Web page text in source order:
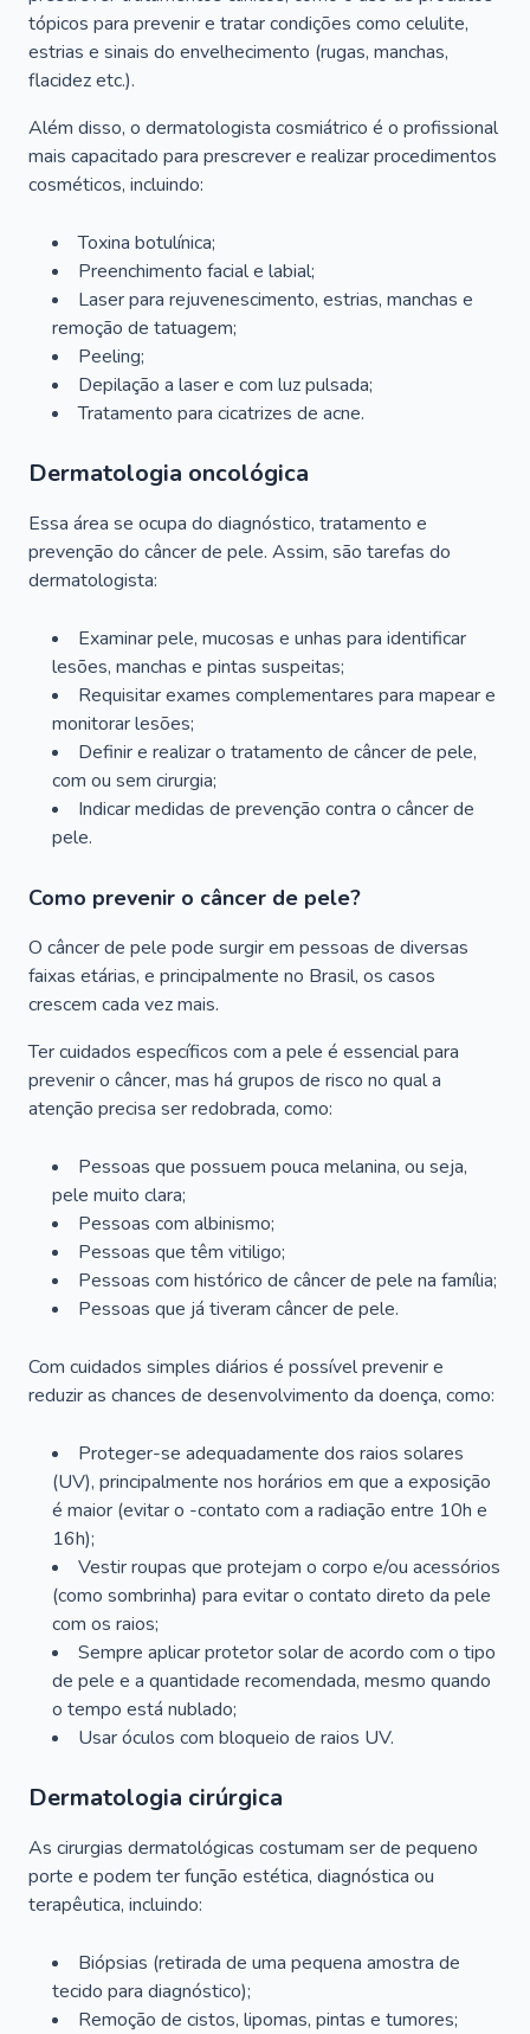
tópicos para prevenir e tratar condições como celulite,
estrias e sinais do envelhecimento (rugas, manchas,
flacidez etc.).
Além disso, o dermatologista cosmiátrico é o profissional
mais capacitado para prescrever e realizar procedimentos
cosméticos, incluindo:
Toxina botulínica;
Preenchimento facial e labial;
Laser para rejuvenescimento, estrias, manchas e
remoção de tatuagem;
Peeling;
Depilação a laser e com luz pulsada;
Tratamento para cicatrizes de acne.
Dermatologia oncológica
Essa área se ocupa do diagnóstico, tratamento e
prevenção do câncer de pele. Assim, são tarefas do
dermatologista:
Examinar pele, mucosas e unhas para identificar
lesões, manchas e pintas suspeitas;
Requisitar exames complementares para mapear e
monitorar lesões;
Definir e realizar o tratamento de câncer de pele,
com ou sem cirurgia;
Indicar medidas de prevenção contra o câncer de
pele.
Como prevenir o câncer de pele?
O câncer de pele pode surgir em pessoas de diversas
faixas etárias, e principalmente no Brasil, os casos
crescem cada vez mais.
Ter cuidados específicos com a pele é essencial para
prevenir o câncer, mas há grupos de risco no qual a
atenção precisa ser redobrada, como:
Pessoas que possuem pouca melanina, ou seja,
pele muito clara;
Pessoas com albinismo;
Pessoas que têm vitiligo;
Pessoas com histórico de câncer de pele na família;
Pessoas que já tiveram câncer de pele.
Com cuidados simples diários é possível prevenir e
reduzir as chances de desenvolvimento da doença, como:
Proteger-se adequadamente dos raios solares
(UV), principalmente nos horários em que a exposição
é maior (evitar o -contato com a radiação entre 10h e
16h);
Vestir roupas que protejam o corpo e/ou acessórios
(como sombrinha) para evitar o contato direto da pele
com os raios;
Sempre aplicar protetor solar de acordo com o tipo
de pele e a quantidade recomendada, mesmo quando
o tempo está nublado;
Usar óculos com bloqueio de raios UV.
Dermatologia cirúrgica
As cirurgias dermatológicas costumam ser de pequeno
porte e podem ter função estética, diagnóstica ou
terapêutica, incluindo:
Biópsias (retirada de uma pequena amostra de
tecido para diagnóstico);
Remoção de cistos, lipomas, pintas e tumores;